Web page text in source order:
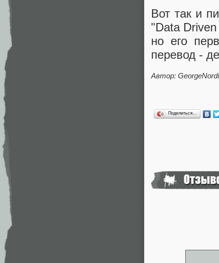
Вот так и
"Data
но его
перевод -
Автор:
Поделиться…